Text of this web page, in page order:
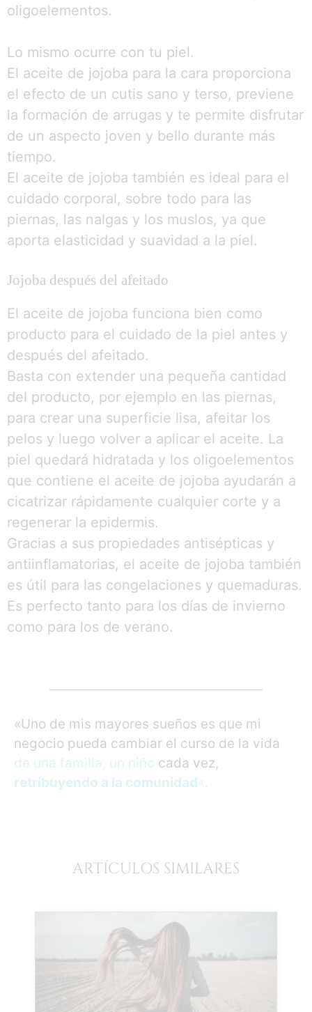
oligoelementos.
Lo mismo ocurre con tu piel.
El aceite de jojoba para la cara proporciona
el efecto de un cutis sano y terso, previene
la formación de arrugas y te permite disfrutar
de un aspecto joven y bello durante más
tiempo.
El aceite de jojoba también es ideal para el
cuidado corporal, sobre todo para las
piernas, las nalgas y los muslos, ya que
aporta elasticidad y suavidad a la piel.
Jojoba después del afeitado
El aceite de jojoba funciona bien como
producto para el cuidado de la piel antes y
después del afeitado.
Basta con extender una pequeña cantidad
del producto, por ejemplo en las piernas,
para crear una superficie lisa, afeitar los
pelos y luego volver a aplicar el aceite. La
piel quedará hidratada y los oligoelementos
que contiene el aceite de jojoba ayudarán a
cicatrizar rápidamente cualquier corte y a
regenerar la epidermis.
Gracias a sus propiedades antisépticas y
antiinflamatorias, el aceite de jojoba también
es útil para las congelaciones y quemaduras.
Es perfecto tanto para los días de invierno
como para los de verano.
«Uno de mis mayores sueños es que mi
negocio pueda cambiar el curso de la vida
de una familia, un niño cada vez,
retribuyendo a la comunidad«.
ARTÍCULOS SIMILARES